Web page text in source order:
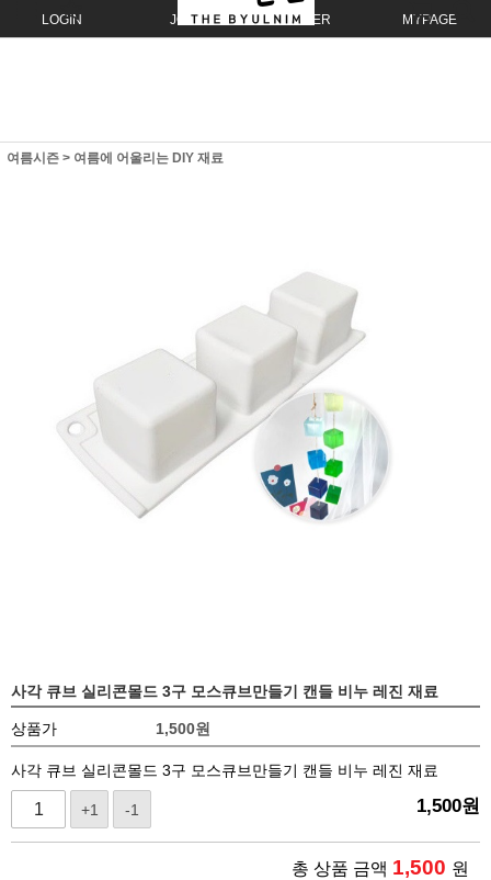
LOGIN JOIN ORDER MYPAGE
여름시즌 > 여름에 어울리는 DIY 재료
사각 큐브 실리콘몰드 3구 모스큐브만들기 캔들 비누 레진 재료
상품가 1,500원
사각 큐브 실리콘몰드 3구 모스큐브만들기 캔들 비누 레진 재료
+1 -1 1,500원
총 상품 금액 1,500 원